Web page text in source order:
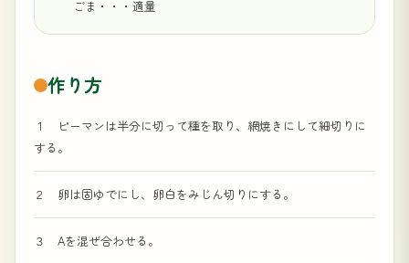
ごま・・・適量
作り方
１ ピーマンは半分に切って種を取り、網焼きにして細切りに
する。
２ 卵は固ゆでにし、卵白をみじん切りにする。
３ Aを混ぜ合わせる。